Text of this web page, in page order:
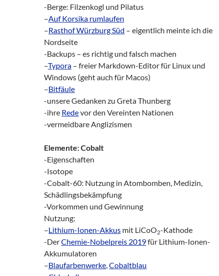
-Berge: Filzenkogl und Pilatus
–Auf Korsika rumlaufen
–Rasthof Würzburg Süd – eigentlich meinte ich die
Nordseite
-Backups – es richtig und falsch machen
–Typora – freier Markdown-Editor für Linux und
Windows (geht auch für Macos)
–Bitfäule
-unsere Gedanken zu Greta Thunberg
-ihre Redevor den Vereinten Nationen
-vermeidbare Anglizismen
Elemente: Cobalt
-Eigenschaften
-Isotope
-Cobalt-60: Nutzung in Atombomben, Medizin,
Schädlingsbekämpfung
-Vorkommen und Gewinnung
Nutzung:
–Lithium-Ionen-Akkus mit LiCoO2-Kathode
-DerChemie-Nobelpreis 2019für Lithium-Ionen-
Akkumulatoren
–Blaufarbenwerke,Cobaltblau